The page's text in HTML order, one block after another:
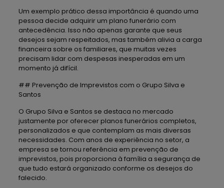
Um exemplo prático dessa importância é quando uma
pessoa decide adquirir um plano funerário com
antecedência. Isso não apenas garante que seus
desejos sejam respeitados, mas também alivia a carga
financeira sobre os familiares, que muitas vezes
precisam lidar com despesas inesperadas em um
momento já difícil.
## Prevenção de Imprevistos com o Grupo Silva e
Santos
O Grupo Silva e Santos se destaca no mercado
justamente por oferecer planos funerários completos,
personalizados e que contemplam as mais diversas
necessidades. Com anos de experiência no setor, a
empresa se tornou referência em prevenção de
imprevistos, pois proporciona à família a segurança de
que tudo estará organizado conforme os desejos do
falecido.